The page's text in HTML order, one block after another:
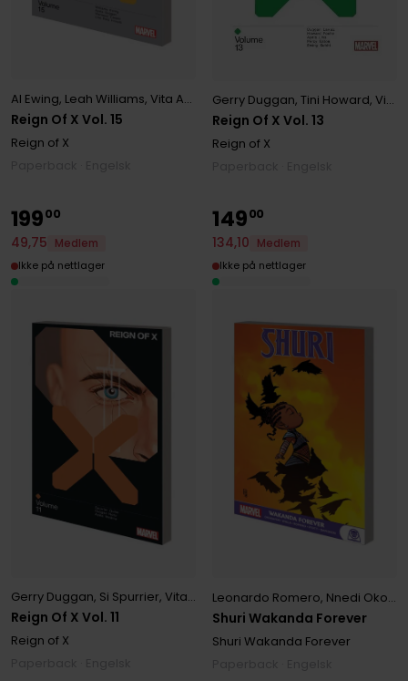
Reign Of X Vol. 15
Al Ewing, Leah Williams, Vita Ayala
Reign of X
Reign Of X Vol. 13
Gerry Duggan,Tini Howard,Vita Ayala
Reign of X
Reign Of X Vol. 11
Gerry Duggan, Si Spurrier, Vita Ayala
Reign of X
19900
49,75
Medlem
Ikke på nettlager
Shuri Wakanda Forever
Leonardo Romero, Nnedi Okorafor
Shuri Wakanda Forever
14900
134,10
Medlem
Ikke på nettlager